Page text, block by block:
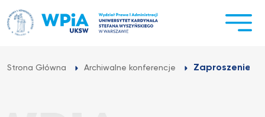
do
treści
Strona Główna Archiwalne konferencje Zaproszenie